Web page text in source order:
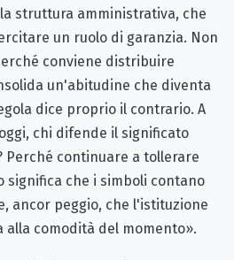
struttura amministrativa, che
un ruolo di garanzia. Non
conviene distribuire
un'abitudine che diventa
dice proprio il contrario. A
chi difende il significato
Perché continuare a tollerare
significa che i simboli contano
ancor peggio, che l'istituzione
alla comodità del momento».